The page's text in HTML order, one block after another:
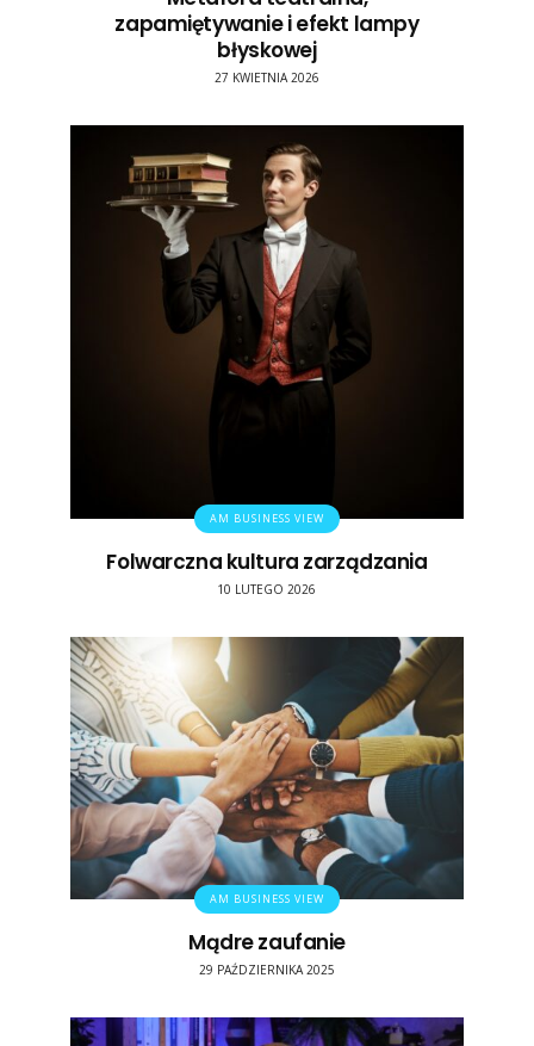
zapamiętywanie i efekt lampy
błyskowej
27 KWIETNIA 2026
AM BUSINESS VIEW
Folwarczna kultura zarządzania
10 LUTEGO 2026
AM BUSINESS VIEW
Mądre zaufanie
29 PAŹDZIERNIKA 2025